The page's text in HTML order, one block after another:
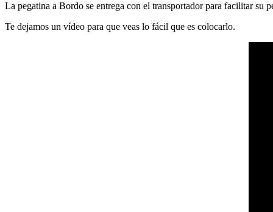
La pegatina a Bordo se entrega con el transportador para facilitar su
Te dejamos un vídeo para que veas lo fácil que es colocarlo.